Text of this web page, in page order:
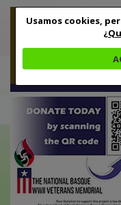
Usamos cookies,